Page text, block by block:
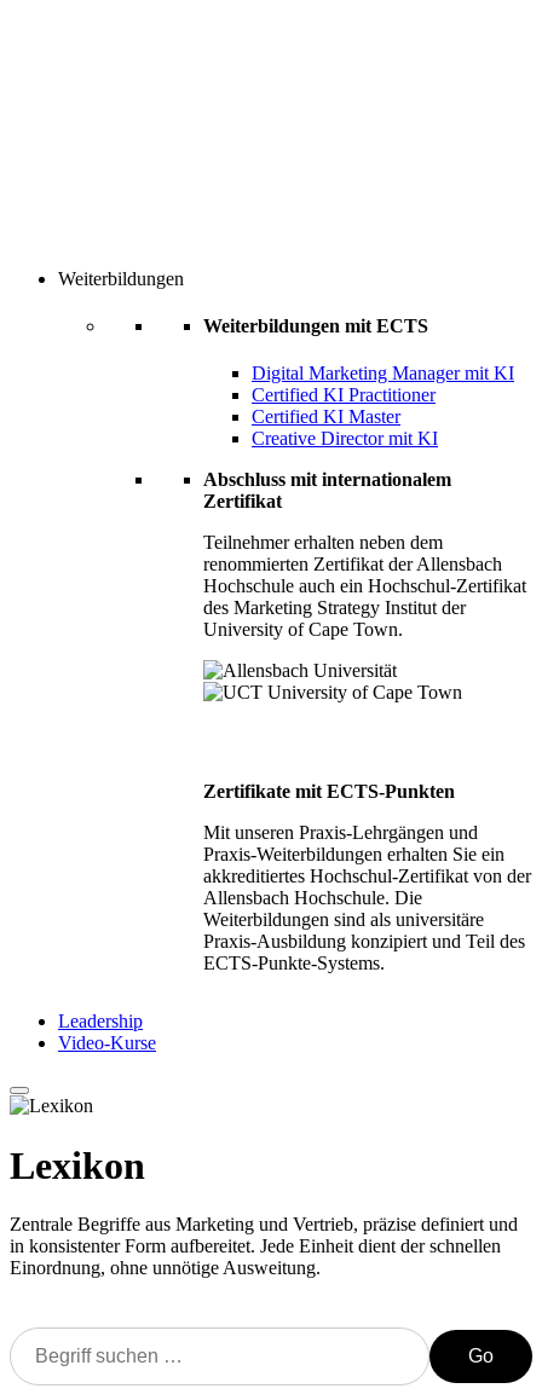
Weiterbildungen
Weiterbildungen mit ECTS
Digital Marketing Manager mit KI
Certified KI Practitioner
Certified KI Master
Creative Director mit KI
Abschluss mit internationalem
Zertifikat
Teilnehmer erhalten neben dem
renommierten Zertifikat der Allensbach
Hochschule auch ein Hochschul-Zertifikat
des Marketing Strategy Institut der
University of Cape Town.
Zertifikate mit ECTS-Punkten
Mit unseren Praxis-Lehrgängen und
Praxis-Weiterbildungen erhalten Sie ein
akkreditiertes Hochschul-Zertifikat von der
Allensbach Hochschule. Die
Weiterbildungen sind als universitäre
Praxis-Ausbildung konzipiert und Teil des
ECTS-Punkte-Systems.
Leadership
Video-Kurse
Lexikon
Zentrale Begriffe aus Marketing und Vertrieb, präzise definiert und
in konsistenter Form aufbereitet. Jede Einheit dient der schnellen
Einordnung, ohne unnötige Ausweitung.
Go